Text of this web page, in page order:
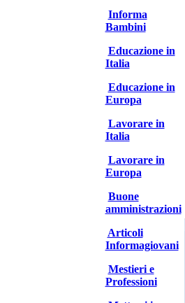
Informa
Bambini
Educazione in
Italia
Educazione in
Europa
Lavorare in
Italia
Lavorare in
Europa
Buone
amministrazioni
Articoli
Informagiovani
Mestieri e
Professioni